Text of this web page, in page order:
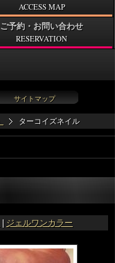
ターコイズネイル
| ジェルワンカラー
サイトマップ
ACCESS MAP
ご予約・お問い合わせ
RESERVATION